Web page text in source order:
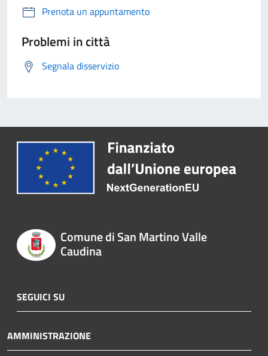
Prenota un appuntamento
Problemi in città
Segnala disservizio
Comune di San Martino Valle
Caudina
SEGUICI SU
AMMINISTRAZIONE